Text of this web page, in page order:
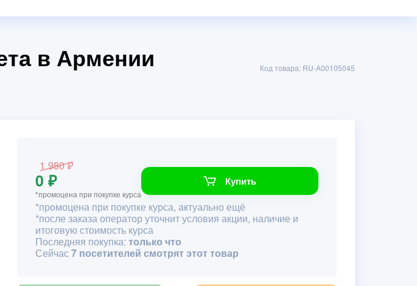
в Армении Код товара: RU-A00105045
1 980 ₽
0 ₽
*промоцена при покупке курса
Купить
*промоцена при покупке курса, актуально ещё
*после заказа оператор уточнит условия акции, наличие и
итоговую стоимость курса
Последняя покупка: только что
Сейчас7 посетителей смотрят этот товар